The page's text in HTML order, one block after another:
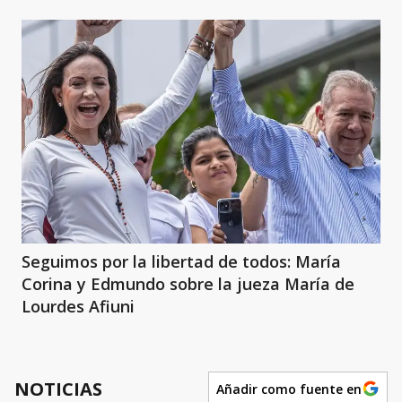
Seguimos por la libertad de todos: María
Corina y Edmundo sobre la jueza María de
Lourdes Afiuni
NOTICIAS Añadir como fuente en